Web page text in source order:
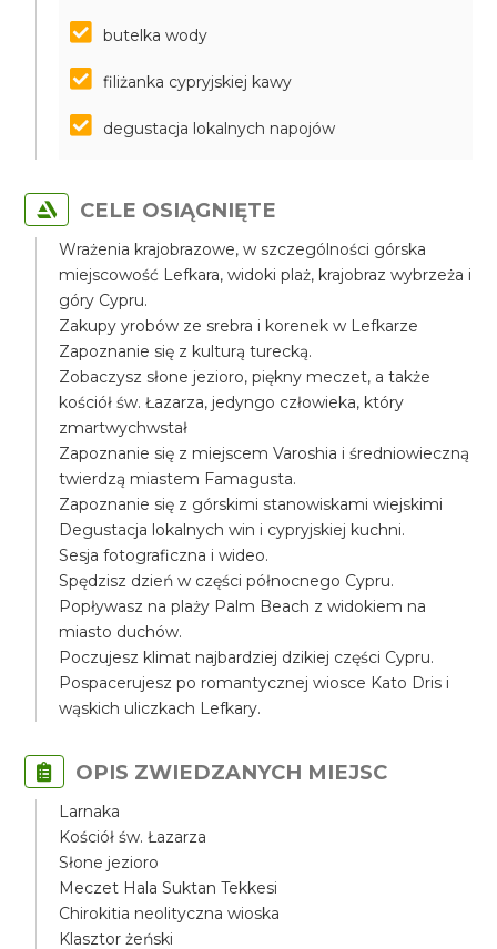
butelka wody
filiżanka cypryjskiej kawy
degustacja lokalnych napojów
CELE OSIĄGNIĘTE
Wrażenia krajobrazowe, w szczególności górska
miejscowość Lefkara, widoki plaż, krajobraz wybrzeża i
góry Cypru.
Zakupy yrobów ze srebra i korenek w Lefkarze
Zapoznanie się z kulturą turecką.
Zobaczysz słone jezioro, piękny meczet, a także
kościół św. Łazarza, jedyngo człowieka, który
zmartwychwstał
Zapoznanie się z miejscem Varoshia i średniowieczną
twierdzą miastem Famagusta.
Zapoznanie się z górskimi stanowiskami wiejskimi
Degustacja lokalnych win i cypryjskiej kuchni.
Sesja fotograficzna i wideo.
Spędzisz dzień w części północnego Cypru.
Popływasz na plaży Palm Beach z widokiem na
miasto duchów.
Poczujesz klimat najbardziej dzikiej części Cypru.
Pospacerujesz po romantycznej wiosce Kato Dris i
wąskich uliczkach Lefkary.
OPIS ZWIEDZANYCH MIEJSC
Larnaka
Kościół św. Łazarza
Słone jezioro
Meczet Hala Suktan Tekkesi
Chirokitia neolityczna wioska
Klasztor żeński